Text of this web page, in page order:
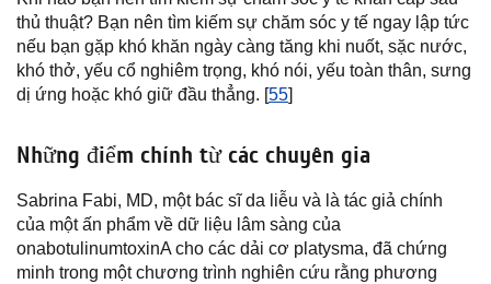
thủ thuật? Bạn nên tìm kiếm sự chăm sóc y tế ngay lập tức
nếu bạn gặp khó khăn ngày càng tăng khi nuốt, sặc nước,
khó thở, yếu cổ nghiêm trọng, khó nói, yếu toàn thân, sưng
dị ứng hoặc khó giữ đầu thẳng. [55]
Những điểm chính từ các chuyên gia
Sabrina Fabi, MD, một bác sĩ da liễu và là tác giả chính
của một ấn phẩm về dữ liệu lâm sàng của
onabotulinumtoxinA cho các dải cơ platysma, đã chứng
minh trong một chương trình nghiên cứu rằng phương